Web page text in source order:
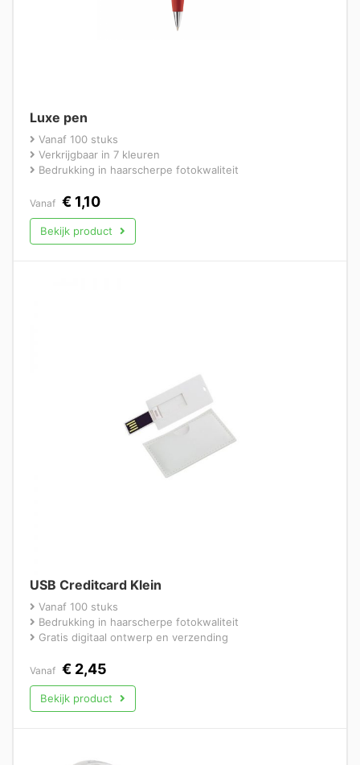
Luxe pen
Vanaf 100 stuks
Verkrijgbaar in 7 kleuren
Bedrukking in haarscherpe fotokwaliteit
Vanaf € 1,10
Bekijk product
USB Creditcard Klein
Vanaf 100 stuks
Bedrukking in haarscherpe fotokwaliteit
Gratis digitaal ontwerp en verzending
Vanaf € 2,45
Bekijk product